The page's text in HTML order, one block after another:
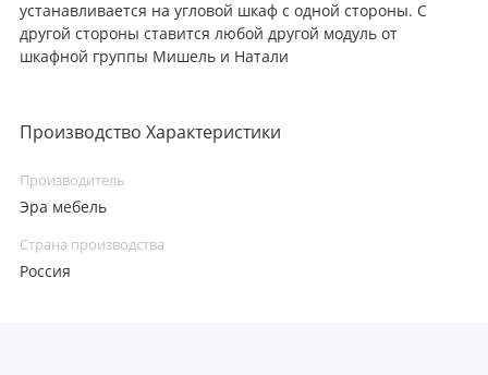
устанавливается на угловой шкаф с одной стороны. С
другой стороны ставится любой другой модуль от
шкафной группы Мишель и Натали
Производство Характеристики
Производитель
Эра мебель
Страна производства
Россия